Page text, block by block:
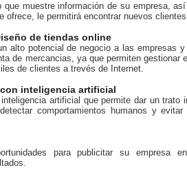
que muestre información de su empresa,
ofrece, le permitirá encontrar nuevos
de tiendas online
alto potencial de negocio a las empresas
de mercancias, ya que permiten gestionar
de clientes a trevés de Internet.
inteligencia artificial
artificial que permite dar un trato
comportamientos humanos y evitar
para publicitar su empresa